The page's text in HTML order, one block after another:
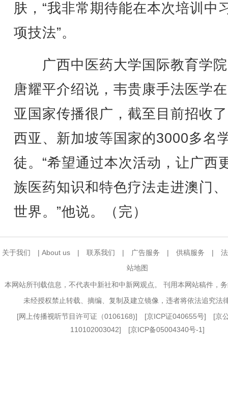
肤，“我非常期待能在本次培训中
项技法”。
广西中医药大学国际教育学
唐耀平介绍说，韦贵康手法医学
亚国家传播很广，截至目前招收
西亚、新加坡等国家的3000多名
徒。“希望通过本次活动，让广西
族医药知识和特色疗法走进澳门
世界。”他说。（完）
关于我们 | About us | 联系我们 | 广告服务 | 供稿服务 |
站地图
本网站所刊载信息，不代表中新社和中新网观点。 刊用本网站稿件，
未经授权禁止转载、摘编、复制及建立镜像，违者将依法追究法
[网上传播视听节目许可证（0106168)] [京ICP证040655号] [京
110102003042] [京ICP备05004340号-1]